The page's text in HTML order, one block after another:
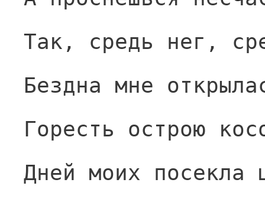
Так, средь нег,
Бездна мне
Горесть острою
Дней моих посекла